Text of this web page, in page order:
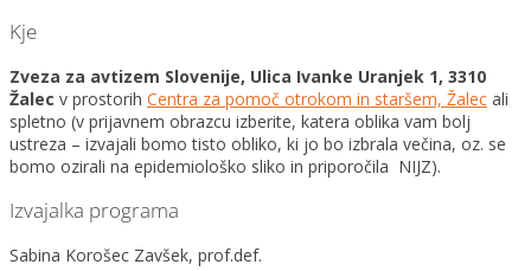
Kje
Zveza za avtizem Slovenije, Ulica Ivanke Uranjek 1, 3310
Žalec v prostorih Centra za pomoč otrokom in staršem, Žalec ali
spletno (v prijavnem obrazcu izberite, katera oblika vam bolj
ustreza – izvajali bomo tisto obliko, ki jo bo izbrala večina, oz. se
bomo ozirali na epidemiološko sliko in priporočila NIJZ).
Izvajalka programa
Sabina Korošec Zavšek, prof.def.